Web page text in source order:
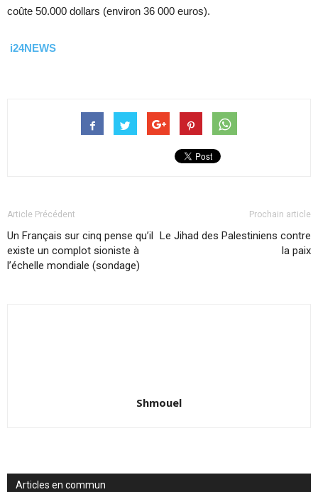
coûte 50.000 dollars (environ 36 000 euros).
i24NEWS
Article Précédent
Un Français sur cinq pense qu’il
existe un complot sioniste à
l’échelle mondiale (sondage)
Prochain article
Le Jihad des Palestiniens contre
la paix
Shmouel
Articles en commun